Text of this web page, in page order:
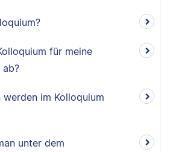
für meine
ab?
werden im Kolloquium
unter dem